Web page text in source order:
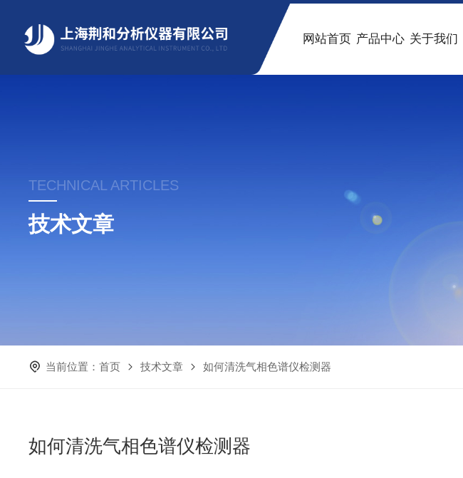
网站首页 产品中心 关于我们
TECHNICAL ARTICLES
技术文章
当前位置：首页 技术文章 如何清洗气相色谱仪检测器
如何清洗气相色谱仪检测器